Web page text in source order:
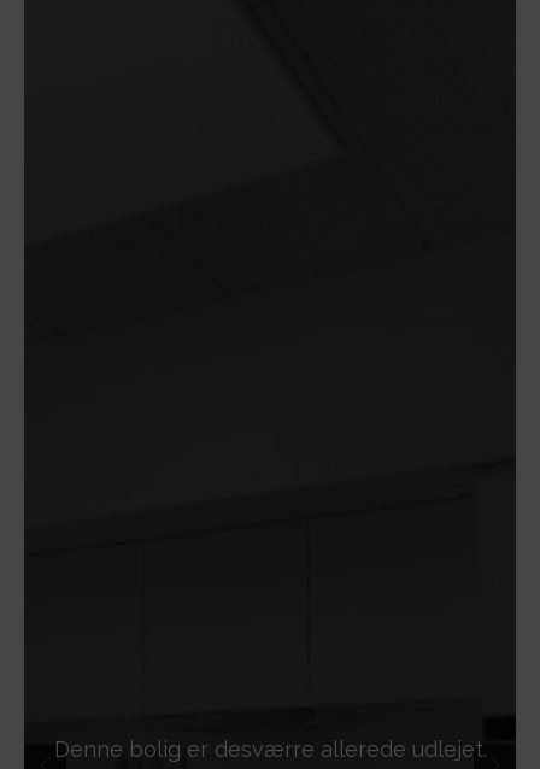
Denne bolig er desværre allerede udlejet.